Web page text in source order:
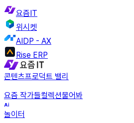
요즘IT
위시켓
AIDP - AX
Rise ERP
콘텐츠프로덕트 밸리
요즘 작가들컬렉션물어봐
놀이터